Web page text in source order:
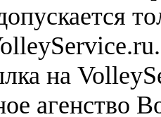
на
агенство